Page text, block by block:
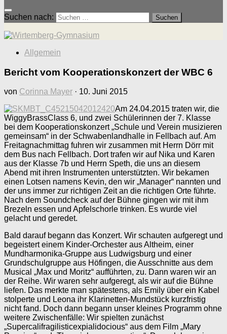
Suchen nach:
Allgemein
Bericht vom Kooperationskonzert der WBC 6
von Corinna Mayer · 10. Juni 2015
Am 24.04.2015 traten wir, die
WiggyBrassClass 6, und zwei Schülerinnen der 7. Klasse
bei dem Kooperationskonzert „Schule und Verein musizieren
gemeinsam“ in der Schwabenlandhalle in Fellbach auf. Am
Freitagnachmittag fuhren wir zusammen mit Herrn Dörr mit
dem Bus nach Fellbach. Dort trafen wir auf Nika und Karen
aus der Klasse 7b und Herrn Speth, die uns an diesem
Abend mit ihren Instrumenten unterstützten. Wir bekamen
einen Lotsen namens Kevin, den wir „Manager“ nannten und
der uns immer zur richtigen Zeit an die richtigen Orte führte.
Nach dem Soundcheck auf der Bühne gingen wir mit ihm
Brezeln essen und Apfelschorle trinken. Es wurde viel
gelacht und geredet.
Bald darauf begann das Konzert. Wir schauten aufgeregt und
begeistert einem Kinder-Orchester aus Altheim, einer
Mundharmonika-Gruppe aus Ludwigsburg und einer
Grundschulgruppe aus Höfingen, die Ausschnitte aus dem
Musical „Max und Moritz“ aufführten, zu. Dann waren wir an
der Reihe. Wir waren sehr aufgeregt, als wir auf die Bühne
liefen. Das merkte man spätestens, als Emily über ein Kabel
stolperte und Leona ihr Klarinetten-Mundstück kurzfristig
nicht fand. Doch dann begann unser kleines Programm ohne
weitere Zwischenfälle: Wir spielten zunächst
„Supercalifragilisticexpialidocious“ aus dem Film „Mary